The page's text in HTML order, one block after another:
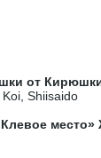
от
Shiisaido